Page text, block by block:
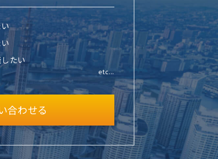
たい
etc...
合わせる